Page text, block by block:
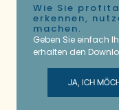
Wie Sie
erkennen,
machen.
Geben Sie einfach
erhalten den
JA, ICH